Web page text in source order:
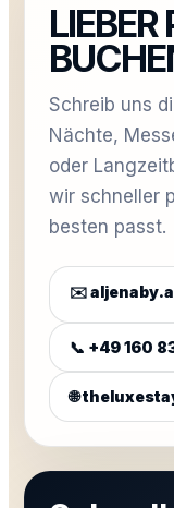
Schreib uns
Nächte,
oder
wir schneller
besten passt.
✉️
📞 +49 160
🌐